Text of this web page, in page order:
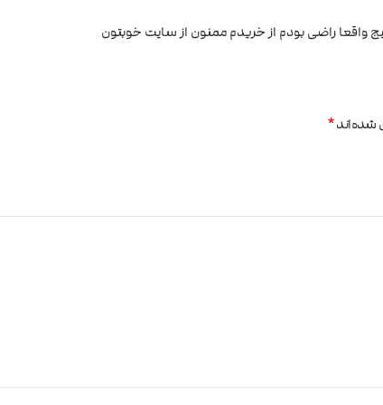
واقعا راضی بودم از خریدم ممنون از سایت خوبتون
شده‌اند*